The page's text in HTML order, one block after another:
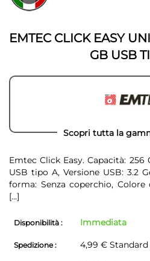
della
di
galleria
immagini
EMTEC CLICK EASY
GB USB
Scopri tutta la
Emtec Click Easy. Capacità:
USB tipo A, Versione USB: 3.2
forma: Senza coperchio,
[...]
Disponibilità : Immediata
Spedizione : 4,99 €